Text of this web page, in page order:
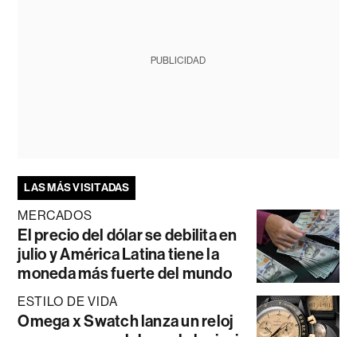
PUBLICIDAD
LAS MÁS VISITADAS
MERCADOS
El precio del dólar se debilita en
julio y América Latina tiene la
moneda más fuerte del mundo
ESTILO DE VIDA
Omega x Swatch lanza un reloj